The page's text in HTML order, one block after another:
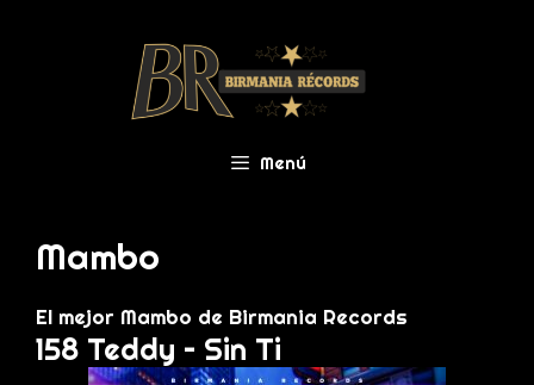
Menú
Mambo
El mejor Mambo de Birmania Records
158 Teddy – Sin Ti